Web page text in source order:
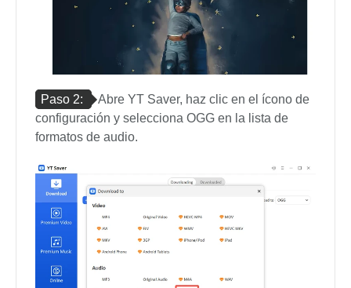
Paso 2:
Abre YT Saver, haz clic en el ícono de
configuración y selecciona OGG en la lista de
formatos de audio.